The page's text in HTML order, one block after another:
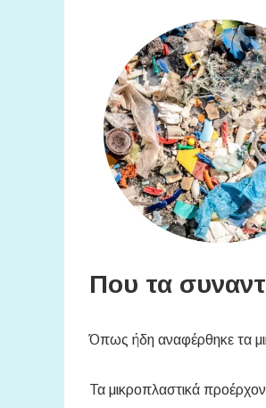
Που τα
Όπως ήδη αναφέρθηκε τα
Τα μικροπλαστικά